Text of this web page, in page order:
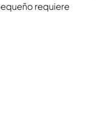
requiere